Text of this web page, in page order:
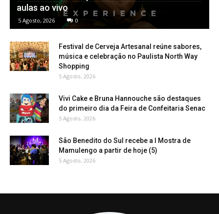
aulas ao vivo
5 Agosto, 2026 0
Festival de Cerveja Artesanal reúne sabores,
música e celebração no Paulista North Way
Shopping
5 Agosto, 2026
Vivi Cake e Bruna Hannouche são destaques
do primeiro dia da Feira de Confeitaria Senac
5 Agosto, 2026
São Benedito do Sul recebe a I Mostra de
Mamulengo a partir de hoje (5)
5 Agosto, 2026